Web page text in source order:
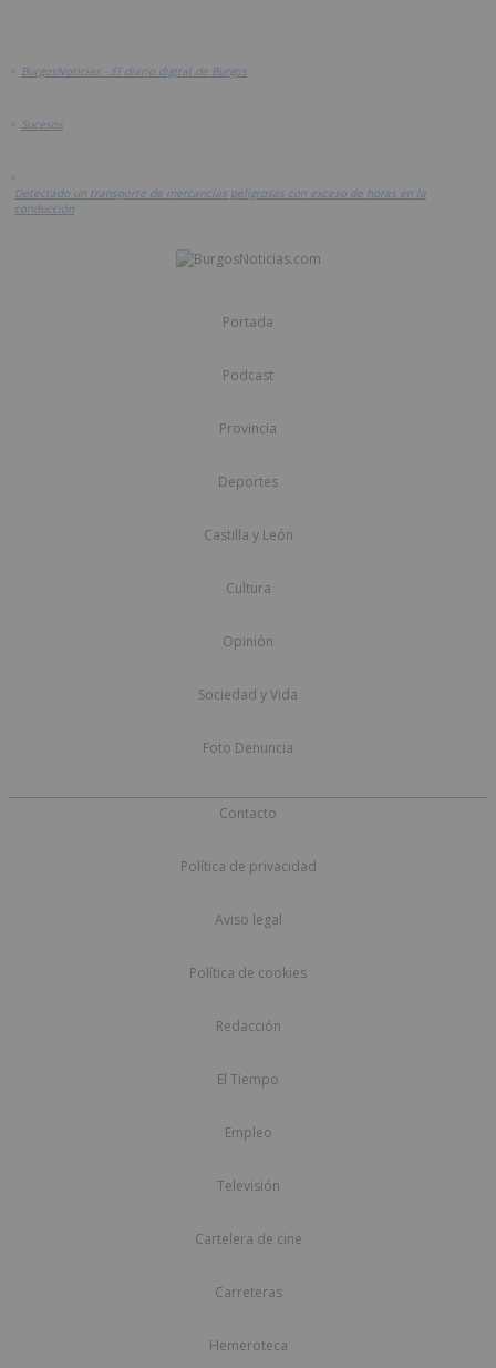
> BurgosNoticias - El diario digital de Burgos
> Sucesos
>
Detectado un transporte de mercancías peligrosas con exceso de horas en la
conducción
Portada
Podcast
Provincia
Deportes
Castilla y León
Cultura
Opinión
Sociedad y Vida
Foto Denuncia
Contacto
Política de privacidad
Aviso legal
Política de cookies
Redacción
El Tiempo
Empleo
Televisión
Cartelera de cine
Carreteras
Hemeroteca